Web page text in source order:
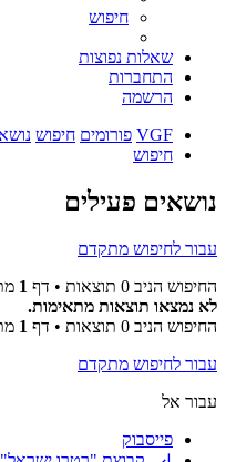
חיפוש
שאלות נפוצות
התחברות
הרשמה
VGF פורומים חיפוש
חיפוש
נושאים פעילים
עבור לחיפוש מתקדם
החיפוש הניב 0 תוצאות • דף
1
לא נמצאו תוצאות מתאימות.
החיפוש הניב 0 תוצאות • דף
1
עבור לחיפוש מתקדם
עבור אל
פייסבוק